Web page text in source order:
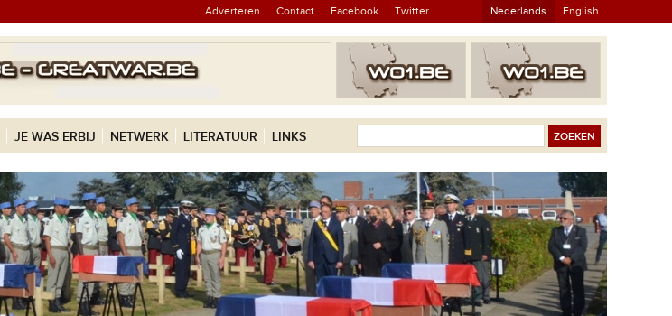
Adverteren Contact Facebook Twitter Nederlands English
JE WAS ERBIJ NETWERK LITERATUUR LINKS